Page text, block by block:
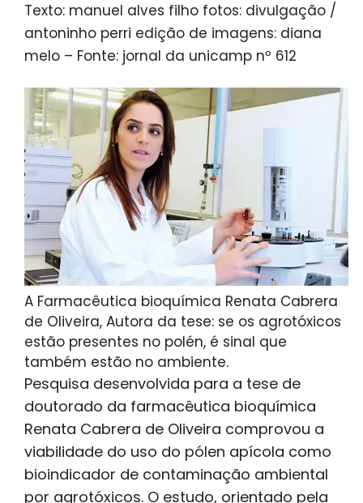
Texto: manuel alves filho fotos: divulgação /
antoninho perri edição de imagens: diana
melo – Fonte: jornal da unicamp nº 612
A Farmacêutica bioquímica Renata Cabrera
de Oliveira, Autora da tese: se os agrotóxicos
estão presentes no polén, é sinal que
também estão no ambiente.
Pesquisa desenvolvida para a tese de
doutorado da farmacêutica bioquímica
Renata Cabrera de Oliveira comprovou a
viabilidade do uso do pólen apícola como
bioindicador de contaminação ambiental
por agrotóxicos. O estudo, orientado pela